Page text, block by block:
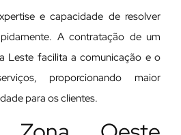
e capacidade de resolver
A contratação de um
Leste facilita a comunicação e o
proporcionando maior
para os clientes.